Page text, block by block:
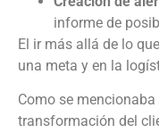
informe de
El ir más allá de lo
una meta y en la
Como se
transformación del